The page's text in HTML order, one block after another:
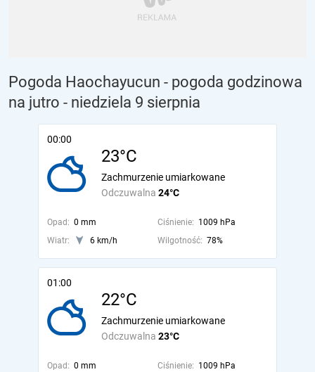
Pogoda Haochayucun - pogoda godzinowa
na jutro - niedziela 9 sierpnia
00:00
23°C
Odczuwalna 24°C
Zachmurzenie umiarkowane
Opad: 0 mm Ciśnienie: 1009 hPa
Wiatr:
6 km/h Wilgotność: 78%
01:00
22°C
Odczuwalna 23°C
Zachmurzenie umiarkowane
Opad: 0 mm Ciśnienie: 1009 hPa